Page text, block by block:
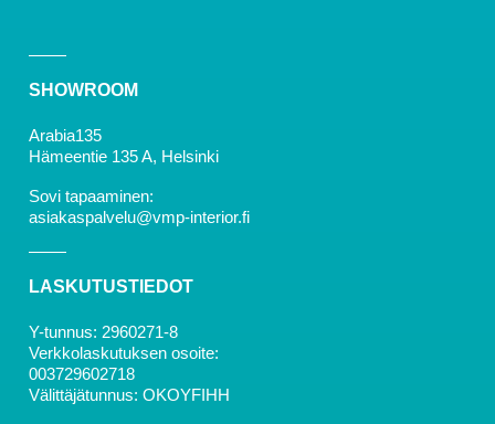
SHOWROOM
Arabia135
Hämeentie 135 A, Helsinki
Sovi tapaaminen:
asiakaspalvelu@vmp-interior.fi
LASKUTUSTIEDOT
Y-tunnus: 2960271-8
Verkkolaskutuksen osoite:
003729602718
Välittäjätunnus: OKOYFIHH